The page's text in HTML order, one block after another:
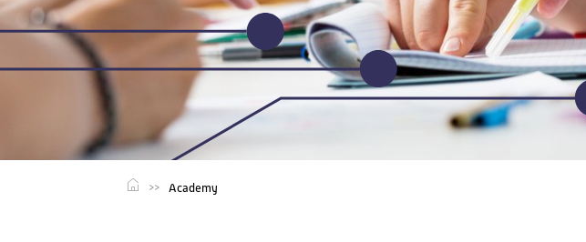
Academy